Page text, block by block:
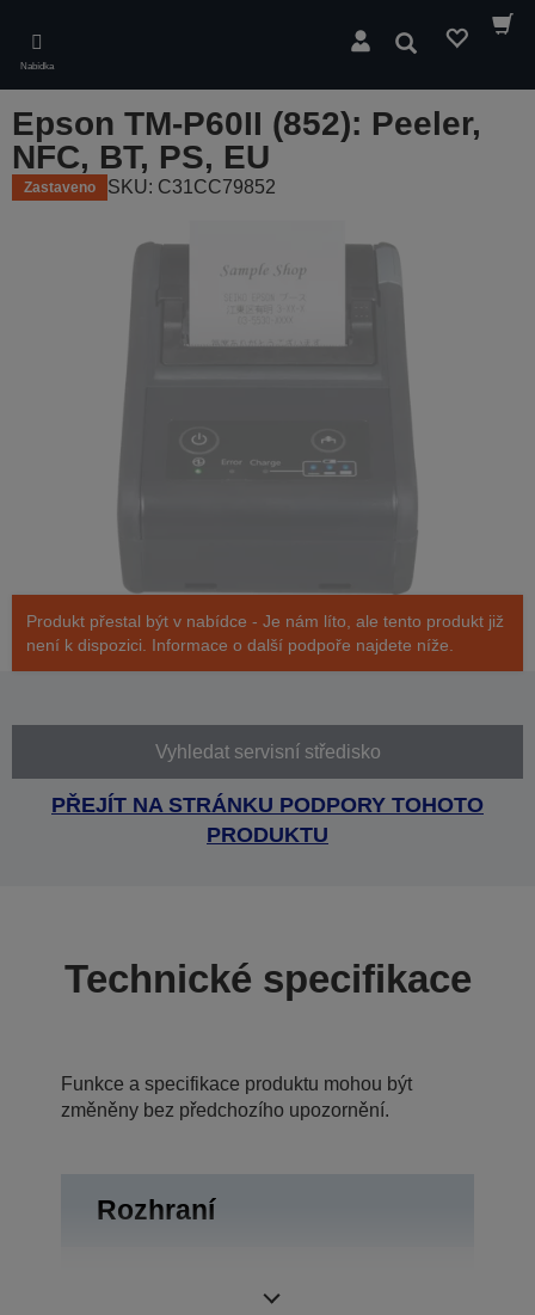
main
content
Nabídka
Hledat
Epson TM-P60II (852): Peeler,
NFC, BT, PS, EU
Zastaveno SKU: C31CC79852
Produkt přestal být v nabídce - Je nám líto, ale tento produkt již
není k dispozici. Informace o další podpoře najdete níže.
Vyhledat servisní středisko
PŘEJÍT NA STRÁNKU PODPORY TOHOTO
PRODUKTU
Technické specifikace
Funkce a specifikace produktu mohou být
změněny bez předchozího upozornění.
Rozhraní